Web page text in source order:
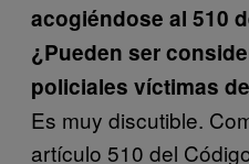
acogiéndose al 510
¿Pueden ser
policiales víctimas
Es muy discutible.
artículo 510 del